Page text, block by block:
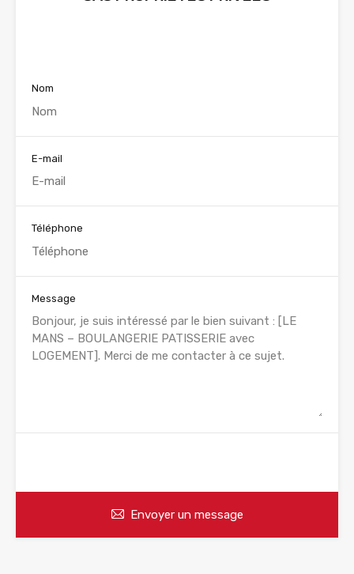
Nom
E-mail
Téléphone
Message
Envoyer un message